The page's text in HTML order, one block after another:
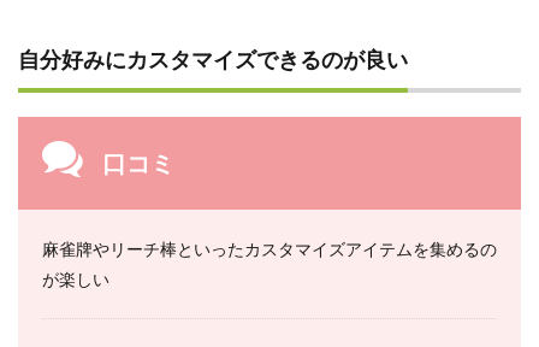
自分好みにカスタマイズできるのが良い
口コミ
麻雀牌やリーチ棒といったカスタマイズアイテムを集めるの
が楽しい